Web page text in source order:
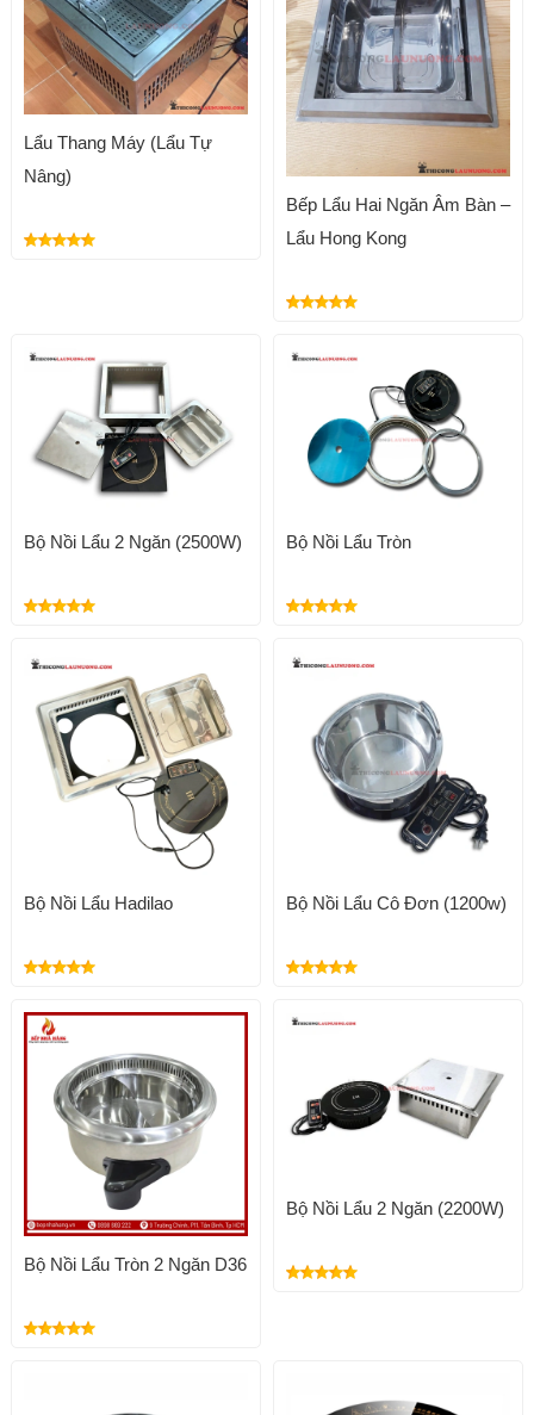
Lẩu Thang Máy (Lẩu Tự
Nâng)
Bếp Lẩu Hai Ngăn Âm Bàn –
Lẩu Hong Kong
Bộ Nồi Lẩu 2 Ngăn (2500W) Bộ Nồi Lẩu Tròn
Bộ Nồi Lẩu Hadilao Bộ Nồi Lẩu Cô Đơn (1200w)
Bộ Nồi Lẩu Tròn 2 Ngăn D36
Bộ Nồi Lẩu 2 Ngăn (2200W)